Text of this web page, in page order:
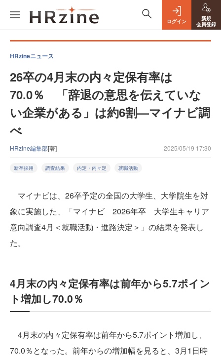
ログイン
新規
会員登録
HRzineニュース
26卒の4月末の内々定保有率は
70.0％ 「辞退の意思を伝えていな
い企業がある」は約6割—マイナビ調
べ
HRzine編集部[著] 2025/05/19 17:30
新卒採用 調査結果 内定・内々定 就職活動
マイナビは、26卒予定の全国の大学生、大学院生を対
象に実施した、「マイナビ 2026年卒 大学生キャリア
意向調査4月＜就職活動・進路決定＞」の結果を発表し
た。
4月末の内々定保有率は前年から5.7ポイン
ト増加し70.0％
4月末の内々定保有率は前年から5.7ポイント増加し、
70.0％となった。前年からの増加幅を見ると、3月1日時